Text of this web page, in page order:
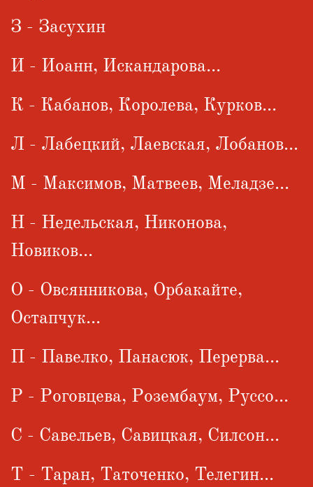
З - Засухин
И - Иоанн, Искандарова...
К - Кабанов, Королева, Курков...
Л - Лабецкий, Лаевская, Лобанов...
М - Максимов, Матвеев, Меладзе...
Н - Недельская, Никонова,
Новиков...
О - Овсянникова, Орбакайте,
Остапчук...
П - Павелко, Панасюк, Перерва...
Р - Роговцева, Розембаум, Руссо...
С - Савельев, Савицкая, Силсон...
Т - Таран, Таточенко, Телегин...